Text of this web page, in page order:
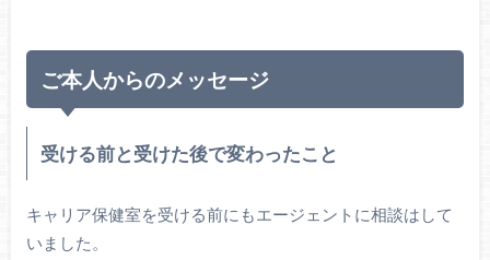
ご本人からのメッセージ
受ける前と受けた後で変わったこと
キャリア保健室を受ける前にもエージェントに相談はして
いました。